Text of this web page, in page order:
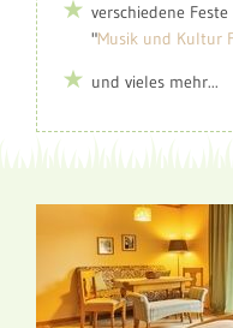
verschiedene
"Musik und Kultur
und vieles mehr...